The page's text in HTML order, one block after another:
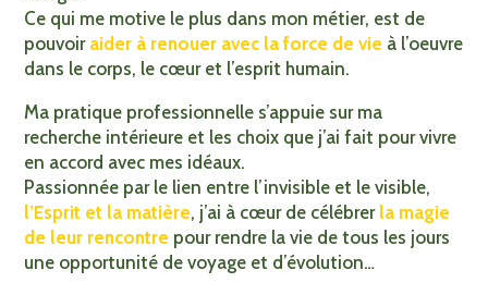
intégré.
Ce qui me motive le plus dans mon métier, est de
pouvoiraider à renouer avec la force de vie
Ma pratique professionnelle s’appuie sur ma
recherche intérieure et les choix que j’ai fait pour vivre
en accord avec mes idéaux.
Passionnée par le lien entre l’invisible et le visible,
l’Esprit et la matière, j’ai à cœur de célébrer la magie
de leur rencontrepour rendre la vie de tous les jours